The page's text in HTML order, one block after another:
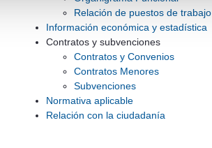
Relación de puestos de trabajo
Información económica y estadística
Contratos y subvenciones
Contratos y Convenios
Contratos Menores
Subvenciones
Normativa aplicable
Relación con la ciudadanía